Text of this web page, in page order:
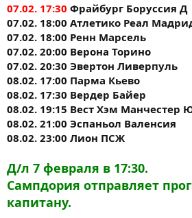
07.02. 17:30 Фрайбург Боруссия Д
07.02. 18:00 Атлетико Реал
07.02. 18:00 Ренн Марсель
07.02. 20:00 Верона Торино
07.02. 20:30 Эвертон Ливерпуль
08.02. 17:00 Парма Кьево
08.02. 17:30 Вердер Байер
08.02. 19:15 Вест Хэм Манчестер
08.02. 21:00 Эспаньол Валенсия
08.02. 23:00 Лион ПСЖ
Д/л 7 февраля в 17:30.
Сампдория отправляет
капитану.